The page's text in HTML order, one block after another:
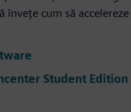
învețe cum să
Student Edition